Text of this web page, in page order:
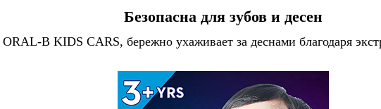
Безопасна для зубов и десен
ORAL-B KIDS CARS, бережно ухаживает за деснами благодаря